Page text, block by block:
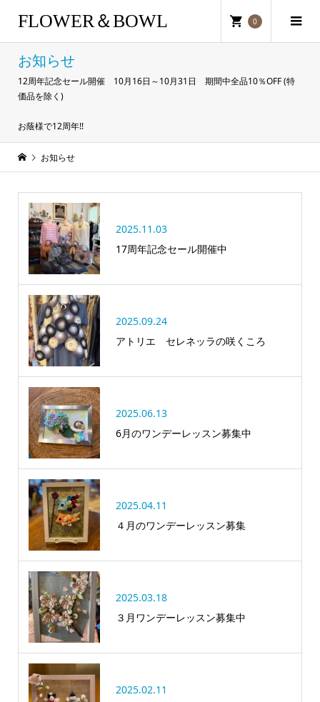
FLOWER＆BOWL 0
お知らせ
12周年記念セール開催 10月16日～10月31日 期間中全品10％OFF (特
価品を除く)
お蔭様で12周年!!
お知らせ
2025.11.03
17周年記念セール開催中
2025.09.24
アトリエ セレネッラの咲くころ
2025.06.13
6月のワンデーレッスン募集中
2025.04.11
４月のワンデーレッスン募集
2025.03.18
３月ワンデーレッスン募集中
2025.02.11